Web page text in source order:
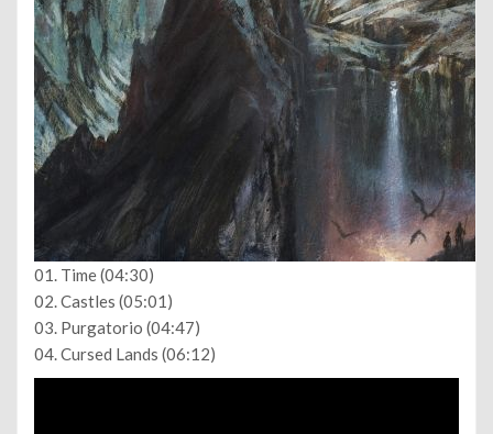
01. Time (04:30)
02. Castles (05:01)
03. Purgatorio (04:47)
04. Cursed Lands (06:12)